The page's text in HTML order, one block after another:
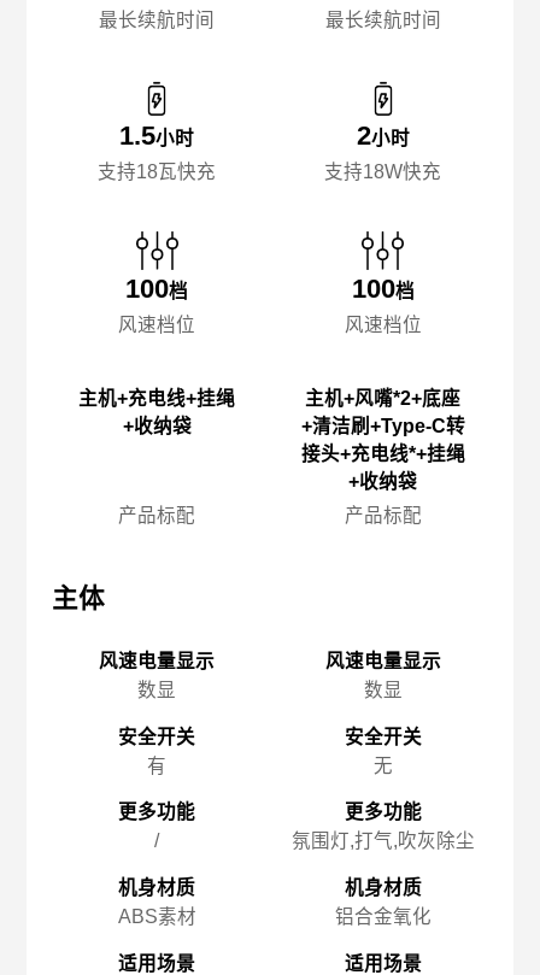
最长续航时间
1.5小时
支持18瓦快充
100档
风速档位
主机+充电线+挂绳
+收纳袋
产品标配
主体
风速电量显示
数显
安全开关
有
更多功能
/
机身材质
ABS素材
适用场景
最长续航时间
2小时
支持18W快充
100档
风速档位
主机+风嘴*2+底座
+清洁刷+Type-C转
接头+充电线*+挂绳
+收纳袋
产品标配
风速电量显示
数显
安全开关
无
更多功能
氛围灯,打气,吹灰除尘
机身材质
铝合金氧化
适用场景